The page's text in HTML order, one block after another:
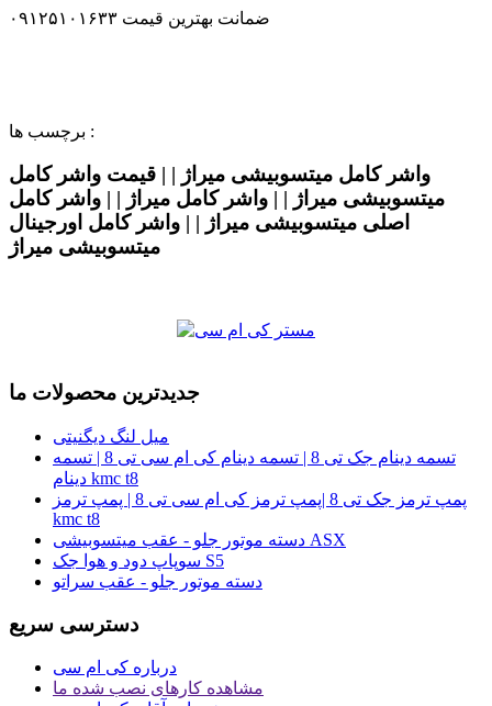
ضمانت بهترین قیمت ۰۹۱۲۵۱۰۱۶۳۳
برچسب ها :
واشر کامل میتسوبیشی میراژ | | قیمت واشر کامل
میتسوبیشی میراژ | | واشر کامل میراژ | | واشر کامل
اصلی میتسوبیشی میراژ | | واشر کامل اورجینال
میتسوبیشی میراژ
جدیدترین محصولات ما
میل لنگ دیگنیتی
تسمه دینام جک تی 8 | تسمه دینام کی ام سی تی 8 | تسمه
دینام kmc t8
پمپ ترمز جک تی 8 |پمپ ترمز کی ام سی تی 8 | پمپ ترمز
kmc t8
دسته موتور جلو - عقب میتسوبیشی ASX
سوپاپ دود و هوا جک S5
دسته موتور جلو - عقب سراتو
دسترسی سریع
درباره کی ام سی
مشاهده کارهای نصب شده ما